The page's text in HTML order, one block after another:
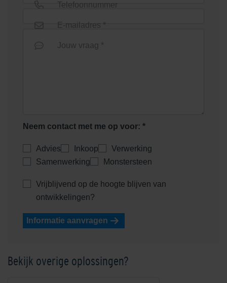
Telefoonnummer
E-mailadres *
Jouw vraag *
Neem contact met me op voor: *
Advies Inkoop
Verwerking
Samenwerking
Monstersteen
Vrijblijvend op de hoogte blijven van
ontwikkelingen?
Informatie aanvragen
Bekijk overige oplossingen?